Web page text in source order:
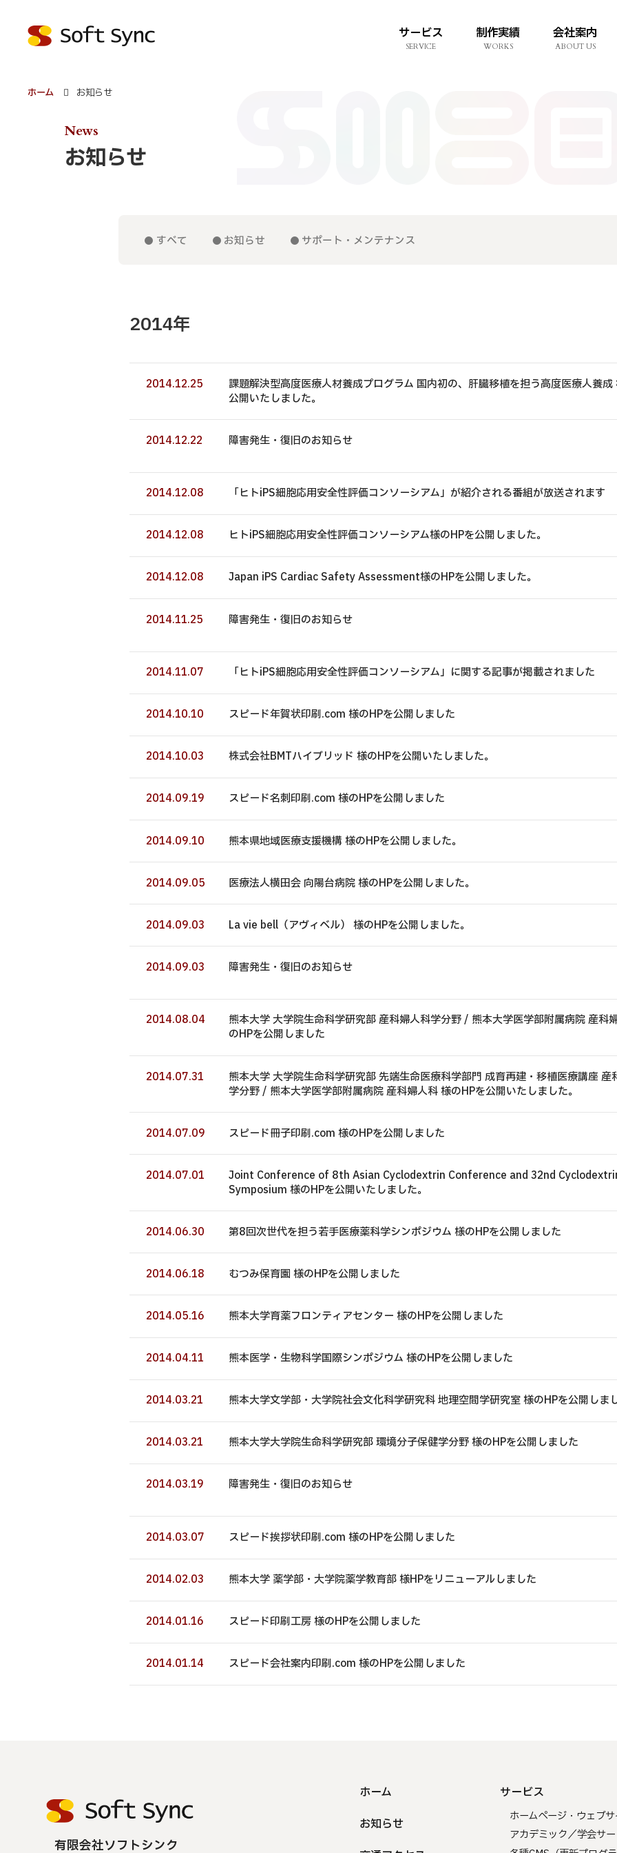
サービス
SERVICE
セキュリティ
制作実績
WORKS
会社案内
ABOUT US
ホーム お知らせ
お知らせ
News
すべて お知らせ サポート・メンテナンス
2014年
2014.12.25
課題解決型高度医療人材養成プログラム 国内初の、肝臓移植を担う高度医療人養成
公開いたしました。
2014.12.22 障害発生・復旧のお知らせ
2014.12.08 「ヒトiPS細胞応用安全性評価コンソーシアム」が紹介される番組が放送されます
2014.12.08 ヒトiPS細胞応用安全性評価コンソーシアム様のHPを公開しました。
2014.12.08 Japan iPS Cardiac Safety Assessment様のHPを公開しました。
2014.11.25 障害発生・復旧のお知らせ
2014.11.07 「ヒトiPS細胞応用安全性評価コンソーシアム」に関する記事が掲載されました
2014.10.10 スピード年賀状印刷.com 様のHPを公開しました
2014.10.03 株式会社BMTハイブリッド 様のHPを公開いたしました。
2014.09.19 スピード名刺印刷.com 様のHPを公開しました
2014.09.10 熊本県地域医療支援機構 様のHPを公開しました。
2014.09.05 医療法人横田会 向陽台病院 様のHPを公開しました。
2014.09.03 La vie bell（アヴィベル） 様のHPを公開しました。
2014.09.03 障害発生・復旧のお知らせ
2014.08.04
熊本大学 大学院生命科学研究部 産科婦人科学分野 / 熊本大学医学部附属病院 産科
のHPを公開しました
2014.07.31
熊本大学 大学院生命科学研究部 先端生命医療科学部門 成育再建・移植医療講座 産
学分野 / 熊本大学医学部附属病院 産科婦人科 様のHPを公開いたしました。
2014.07.09 スピード冊子印刷.com 様のHPを公開しました
2014.07.01
Joint Conference of 8th Asian Cyclodextrin Conference and 32nd
Symposium 様のHPを公開いたしました。
2014.06.30 第8回次世代を担う若手医療薬科学シンポジウム 様のHPを公開しました
2014.06.18 むつみ保育園 様のHPを公開しました
2014.05.16 熊本大学育薬フロンティアセンター 様のHPを公開しました
2014.04.11 熊本医学・生物科学国際シンポジウム 様のHPを公開しました
2014.03.21 熊本大学文学部・大学院社会文化科学研究科 地理空間学研究室 様のHPを公開しま
2014.03.21 熊本大学大学院生命科学研究部 環境分子保健学分野 様のHPを公開しました
2014.03.19 障害発生・復旧のお知らせ
2014.03.07 スピード挨拶状印刷.com 様のHPを公開しました
2014.02.03 熊本大学 薬学部・大学院薬学教育部 様HPをリニューアルしました
2014.01.16 スピード印刷工房 様のHPを公開しました
2014.01.14 スピード会社案内印刷.com 様のHPを公開しました
有限会社ソフトシンク
ホーム
お知らせ
サービス
ホームページ・ウェブ
アカデミック／学会サ
ホーム
サービス
ホームページ・ウェブサイト
各種CMS（更新プログラム）
Webシステム・ソフトウェア開
業務・オフィスDX
セキュリティ
モバイルアプリ
360度・3Dコンテンツ